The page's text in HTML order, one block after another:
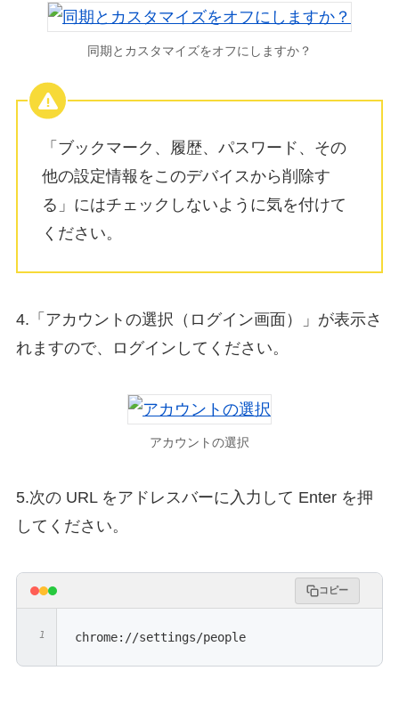
同期とカスタマイズをオフにしますか？
「ブックマーク、履歴、パスワード、その
他の設定情報をこのデバイスから削除す
る」にはチェックしないように気を付けて
ください。
4.「アカウントの選択（ログイン画面）」が表示さ
れますので、ログインしてください。
アカウントの選択
5.次の URL をアドレスバーに入力して Enter を押
してください。
コピー
chrome://settings/people